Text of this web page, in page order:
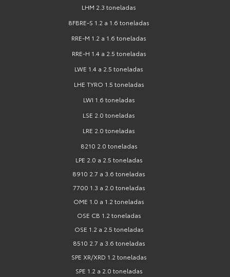
LHM 2.3 toneladas
8FBRE-S 1.2 a 1.6 toneladas
RRE-M 1.2 a 1.6 toneladas
RRE-H 1.4 a 2.5 toneladas
LWE 1.4 a 2.5 toneladas
LHE TYRO 1.5 toneladas
LWI 1.6 toneladas
LSE 2.0 toneladas
LRE 2.0 toneladas
8210 2.0 toneladas
LPE 2.0 a 2.5 toneladas
8910 2.7 a 3.6 toneladas
7700 1.3 a 2.0 toneladas
OME 1.0 a 1.2 toneladas
OSE CB 1.2 toneladas
OSE 1.2 a 2.5 toneladas
8510 2.7 a 3.6 toneladas
SPE XR/XRD 1.2 toneladas
SPE 1.2 a 2.0 toneladas